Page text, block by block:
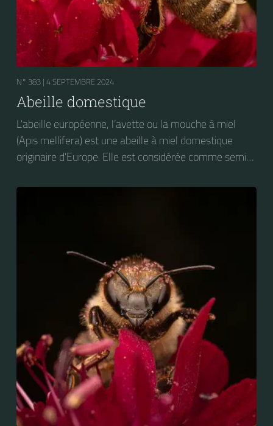
N° 383 | 4 SEPTEMBRE 2024
Abeille domestique
L'abeille européenne, l’avette ou la mouche à miel
(Apis mellifera) est une abeille à miel domestique
originaire d'Europe. Elle est considérée comme semi-
échelle pour produire du miel.